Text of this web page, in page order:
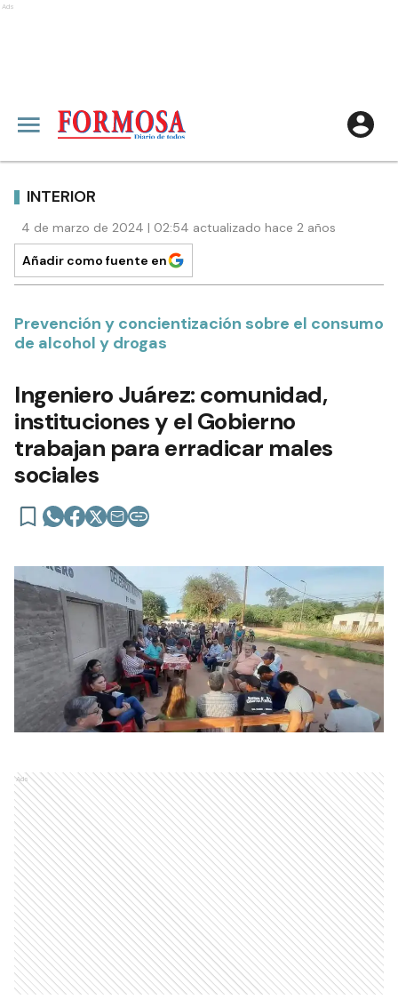
Ads
INTERIOR
4 de marzo de 2024 | 02:54 actualizado hace 2 años
Añadir como fuente en
Prevención y concientización sobre el consumo
de alcohol y drogas
Ingeniero Juárez: comunidad,
instituciones y el Gobierno
trabajan para erradicar males
sociales
Ads